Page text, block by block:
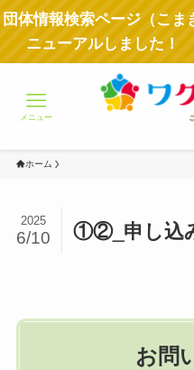
団体情報検索ページ（こま
ニューアルしました！
メニュー
ホーム
①②_申し込
2025
6/10
お問